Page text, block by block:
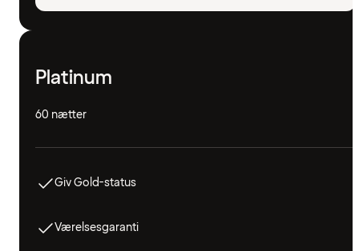
Platinum
60 nætter
Giv Gold-status
Værelsesgaranti